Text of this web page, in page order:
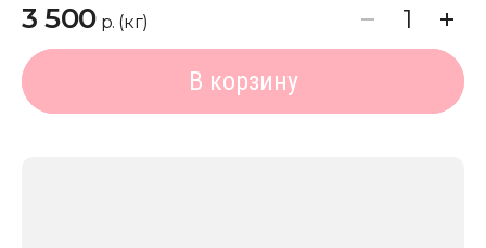
3 500 р. (кг)
В корзину